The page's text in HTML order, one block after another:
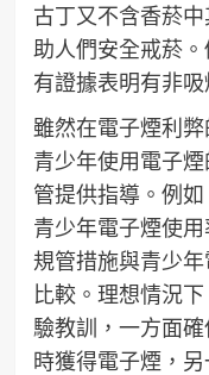
古丁又不含香菸
助人們安全戒菸
有證據表明有非吸
雖然在電子煙利
青少年使用電子
管提供指導。例
青少年電子煙使
規管措施與青少
比較。理想情況
驗教訓，一方面
時獲得電子煙，